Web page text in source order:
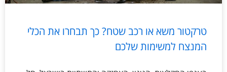
טרקטור משא או רכב שטח? כך תבחרו את הכלי
המנצח למשימות שלכם